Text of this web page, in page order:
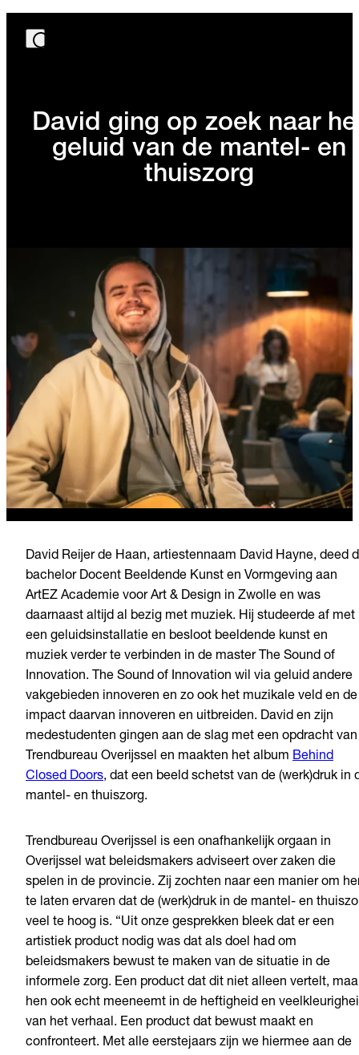
David ging op zoek naar
geluid van de mantel- en
thuiszorg
David Reijer de Haan, artiestennaam David Hayne, deed
bachelor Docent Beeldende Kunst en Vormgeving aan
ArtEZ Academie voor Art & Design in Zwolle en was
daarnaast altijd al bezig met muziek. Hij studeerde af met
een geluidsinstallatie en besloot beeldende kunst en
muziek verder te verbinden in de master The Sound of
Innovation. The Sound of Innovation wil via geluid andere
vakgebieden innoveren en zo ook het muzikale veld en de
impact daarvan innoveren en uitbreiden. David en zijn
medestudenten gingen aan de slag met een opdracht van
Trendbureau Overijssel en maakten het album Behind
Closed Doors, dat een beeld schetst van de (werk)druk in
mantel- en thuiszorg.
Trendbureau Overijssel is een onafhankelijk orgaan in
Overijssel wat beleidsmakers adviseert over zaken die
spelen in de provincie. Zij zochten naar een manier om
te laten ervaren dat de (werk)druk in de mantel- en
veel te hoog is. “Uit onze gesprekken bleek dat er een
artistiek product nodig was dat als doel had om
beleidsmakers bewust te maken van de situatie in de
informele zorg. Een product dat dit niet alleen vertelt,
hen ook echt meeneemt in de heftigheid en
van het verhaal. Een product dat bewust maakt en
confronteert. Met alle eerstejaars zijn we hiermee aan de